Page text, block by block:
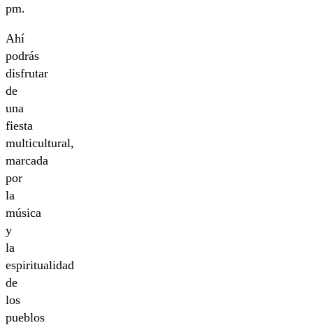
pm.
Ahí
podrás
disfrutar
de
una
fiesta
multicultural,
marcada
por
la
música
y
la
espiritualidad
de
los
pueblos